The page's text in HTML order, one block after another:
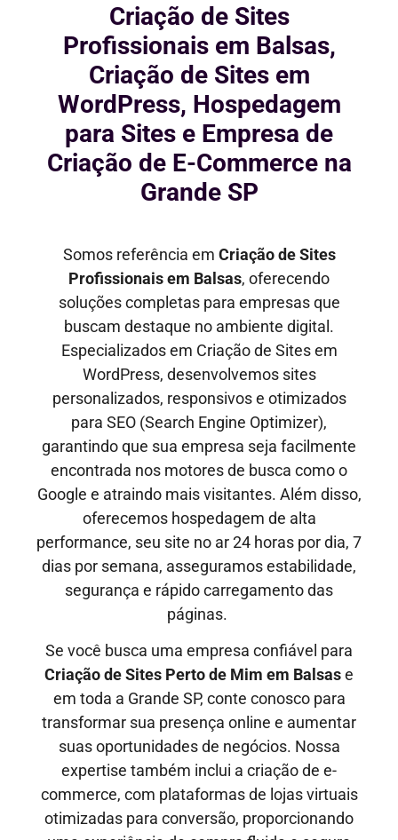
Criação de Sites
Profissionais em Balsas,
Criação de Sites em
WordPress, Hospedagem
para Sites e Empresa de
Criação de E-Commerce na
Grande SP
Somos referência em Criação de Sites
Profissionais em Balsas, oferecendo
soluções completas para empresas que
buscam destaque no ambiente digital.
Especializados em Criação de Sites em
WordPress, desenvolvemos sites
personalizados, responsivos e otimizados
para SEO (Search Engine Optimizer),
garantindo que sua empresa seja facilmente
encontrada nos motores de busca como o
Google e atraindo mais visitantes. Além disso,
oferecemos hospedagem de alta
performance, seu site no ar24 horas por dia, 7
dias por semana, asseguramos estabilidade,
segurança e rápido carregamento das
páginas.
Se você busca uma empresa confiável para
Criação de Sites Perto de Mim em Balsase
em toda a Grande SP, conte conosco para
transformar sua presença online e aumentar
suas oportunidades de negócios. Nossa
expertise também inclui a criação de e-
commerce, com plataformas de lojas virtuais
otimizadas para conversão, proporcionando